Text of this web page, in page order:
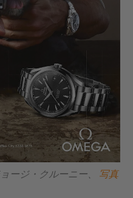
ージ・クルーニー、
写真